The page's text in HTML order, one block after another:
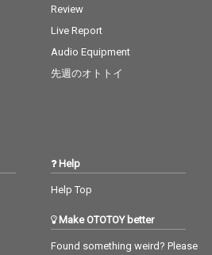
Review
Live Report
Audio Equipment
先週のオトトイ
Help
Help Top
Make OTOTOY better
Found something weird? Please